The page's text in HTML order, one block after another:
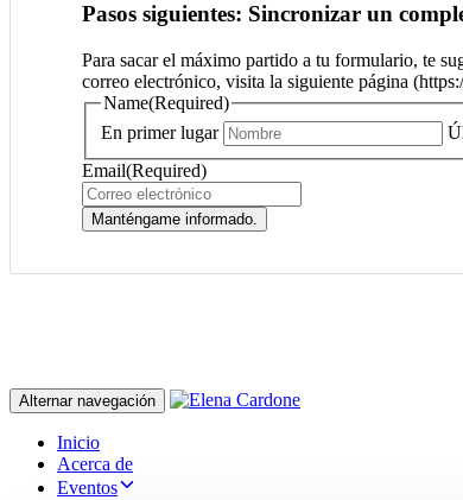
Pasos siguientes: Sincronizar un
Para sacar el máximo partido a tu formulario, te
correo electrónico, visita la siguiente página
Name(Required)
En primer lugar
Email(Required)
Manténgame informado.
Alternar navegación
Inicio
Acerca de
Eventos